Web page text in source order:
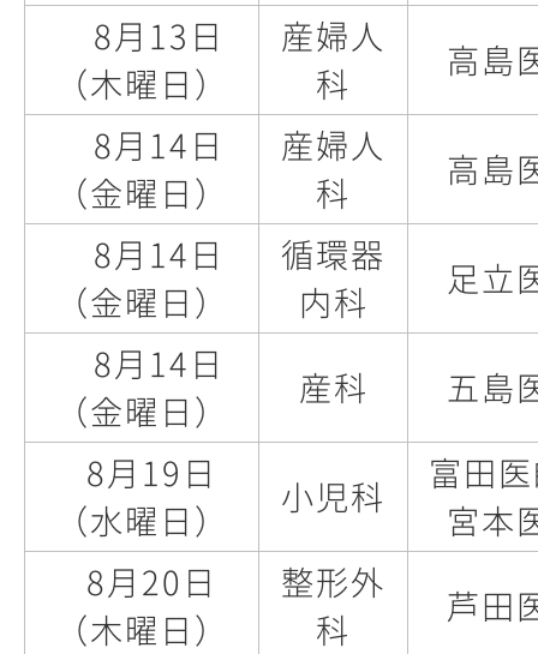
8月13日
（木曜日）
産婦人
科
高島
8月14日
（金曜日）
産婦人
科
高島
8月14日
（金曜日）
循環器
内科
足立
8月14日
（金曜日）
産科
五島
8月19日
（水曜日）
小児科
富田
宮本
8月20日
（木曜日）
整形外
科
芦田